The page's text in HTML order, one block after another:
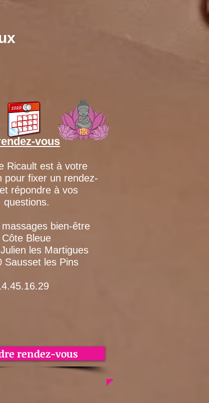
vous
Ricault est à votre
pour fixer un rendez-
répondre à vos
questions.
bien-être
Côte Bleue
les Martigues
Sausset les Pins
rendez-vous